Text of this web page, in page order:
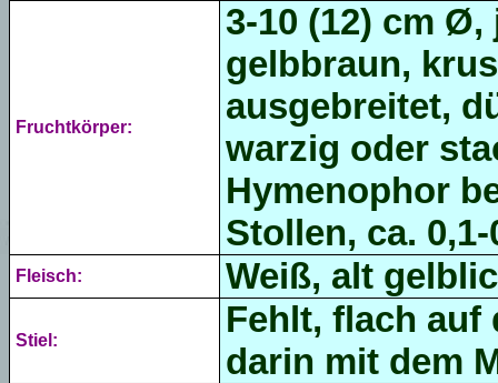
Fruchtkörper:
3-10 (12) cm
gelbbraun,
ausgebreitet,
warzig oder
Hymenophor
Stollen, ca.
Fleisch: Weiß, alt
Stiel:
Fehlt, flach auf
darin mit dem